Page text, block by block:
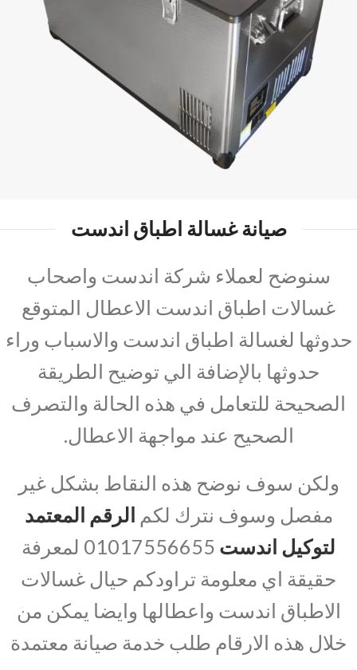
صيانة غسالة اطباق اندست
سنوضح لعملاء شركة اندست واصحاب
غسالات اطباق اندست الاعطال المتوقع
حدوثها لغسالة اطباق اندست والاسباب وراء
حدوثها بالإضافة الي توضيح الطريقة
الصحيحة للتعامل في هذه الحالة والتصرف
الصحيح عند مواجهة الاعطال.
ولكن سوف نوضح هذه النقاط بشكل غير
مفصل وسوف نترك لكم الرقم المعتمد
لتوكيل اندست
01017556655 لمعرفة
حقيقة اي معلومة تراودكم حيال غسالات
الاطباق اندست واعطالها وايضا يمكن من
خلال هذه الارقام طلب خدمة صيانة معتمدة